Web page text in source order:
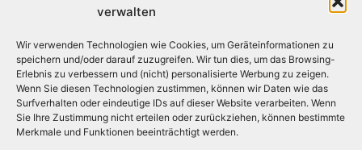
verwalten
Wir verwenden Technologien wie Cookies, um Geräteinformationen zu
speichern und/oder darauf zuzugreifen. Wir tun dies, um das Browsing-
Erlebnis zu verbessern und (nicht) personalisierte Werbung zu zeigen.
Wenn Sie diesen Technologien zustimmen, können wir Daten wie das
Surfverhalten oder eindeutige IDs auf dieser Website verarbeiten. Wenn
Sie Ihre Zustimmung nicht erteilen oder zurückziehen, können bestimmte
Merkmale und Funktionen beeinträchtigt werden.
ABONNIEREN
Folge uns auf Social Media